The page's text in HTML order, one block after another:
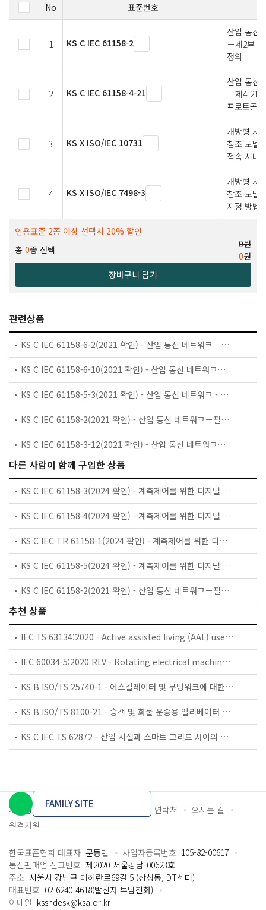
No 표준번호
1 KS C IEC 61158-2
산업 통신
－제2부：
정의
2 KS C IEC 61158-4-21
산업 통신
－제4-21
프로토콜
3 KS X ISO/IEC 10731
개방형 시
참조 모델
접속 서비
4 KS X ISO/IEC 7498-3
개방형 시
참조 모델
지정 방법
인용표준 2종 이상 선택시 20% 할인
총 0종 선택
0원
0원
장바구니 담기
관련상품
KS C IEC 61158-6-2(2021 확인) - 산업 통신 네트워크－필드버스 규격－제6-2부：응용 계층 프로토콜 규격－유형 2 요소
KS C IEC 61158-6-10(2021 확인) - 산업 통신 네트워크－필드버스 규격－제6-10부：응용 계층 프로토콜 규격－유형 10요소
KS C IEC 61158-5-3(2021 확인) - 산업 통신 네트워크 - 필드버스 규격 - 제5-3부: 응용 계층 서비스 정의 - 유형 3 요소
KS C IEC 61158-2(2021 확인) - 산업 통신 네트워크－필드버스 규격－제2부：물리 계층 규격 및 서비스 정의
KS C IEC 61158-3-12(2021 확인) - 산업 통신 네트워크－필드버스 규격－제3-12부：데이터 링크 계층 서비스 정의－유형 12 요소
다른 사람이 함께 구입한 상품
KS C IEC 61158-3(2024 확인) - 계측제어를 위한 디지털 데이터 통신 — 산업제어시스템에서 사용되는 필드버스 — 제3부: 데이터 링크 서비스 정의
KS C IEC 61158-4(2024 확인) - 계측제어를 위한 디지털 데이터 통신 — 산업제어시스템에서 사용되는 필드버스 — 제4부: 데이터 링크 프로토콜
KS C IEC TR 61158-1(2024 확인) - 계측제어를 위한 디지털 데이터 통신 ― 산업제어시스템에서 사용되는 필드버스 ―제1부: IEC 61158 시리즈 개요 및 지침
KS C IEC 61158-5(2024 확인) - 계측제어를 위한 디지털 데이터 통신 — 산업제어시스템에서 사용되는 필드버스 — 제5부: 응용계층 서비스 정의
KS C IEC 61158-2(2021 확인) - 산업 통신 네트워크－필드버스 규격－제2부：물리 계층 규격 및 서비스 정의
추천 상품
IEC TS 63134:2020 - Active assisted living (AAL) use cases
IEC 60034-5:2020 RLV - Rotating electrical machines - Part 5: Degrees of protection provided by the integral design of rotating electrical machines (IP code) - Classification
KS B ISO/TS 25740-1 - 에스컬레이터 및 무빙워크에 대한 안전요건 — 제1부: 세계공통 필수 안전요건(GESRs)
KS B ISO/TS 8100-21 - 승객 및 화물 운송용 엘리베이터 —제21부: 세계공통 필수안전요건(GESRs)을 충족하는 세계공통 안전 파라미터(GSPs)
KS C IEC TS 62872 - 산업 시설과 스마트 그리드 사이의 산업 공정 측정, 제어 및 자동화 시스템 인터페이스
개인정보처리방침 이용약관 담당자 연락처
오시는 길
원격지원
FAMILY SITE
한국표준협회 대표자 문동민 사업자등록번호 105-82-00617
통신판매업 신고번호 제2020-서울강남-00623호
주소 서울시 강남구 테헤란로69길 5 (삼성동, DT센터)
대표번호 02-6240-4618(발신자 부담전화)
이메일 kssndesk@ksa.or.kr